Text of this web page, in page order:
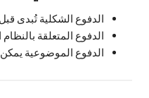
الدفوع الشكلية تُبدى
الدفوع المتعلقة
الدفوع الموضوعية